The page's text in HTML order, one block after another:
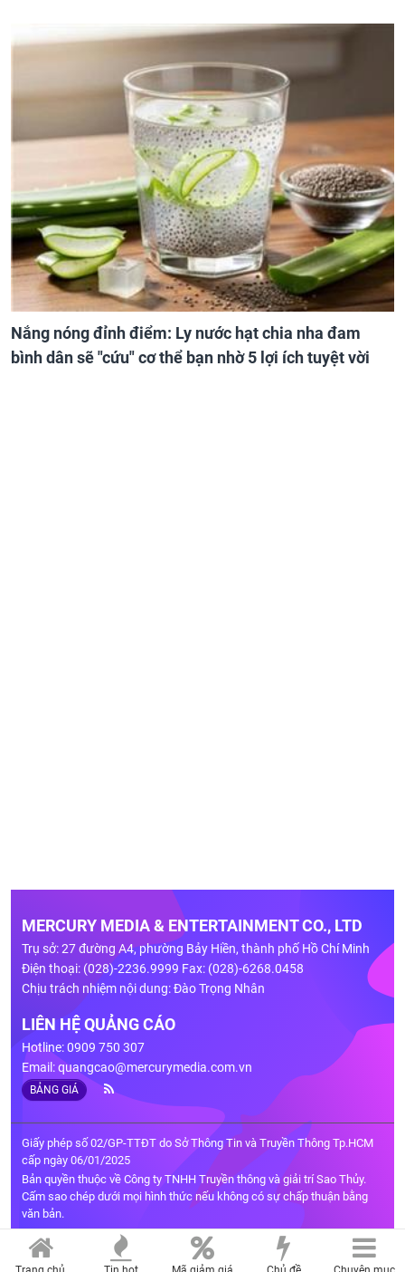
Nắng nóng đỉnh điểm: Ly nước hạt chia nha đam
bình dân sẽ "cứu" cơ thể bạn nhờ 5 lợi ích tuyệt vời
MERCURY MEDIA & ENTERTAINMENT CO., LTD
Trụ sở: 27 đường A4, phường Bảy Hiền, thành phố Hồ Chí Minh
Điện thoại: (028)-2236.9999 Fax: (028)-6268.0458
Chịu trách nhiệm nội dung: Đào Trọng Nhân
LIÊN HỆ QUẢNG CÁO
Hotline: 0909 750 307
Email:quangcao@mercurymedia.com.vn
BẢNG GIÁ
Giấy phép số 02/GP-TTĐT do Sở Thông Tin và Truyền Thông Tp.HCM
cấp ngày 06/01/2025
Bản quyền thuộc về Công ty TNHH Truyền thông và giải trí Sao Thủy.
Cấm sao chép dưới mọi hình thức nếu không có sự chấp thuận bằng
văn bản.